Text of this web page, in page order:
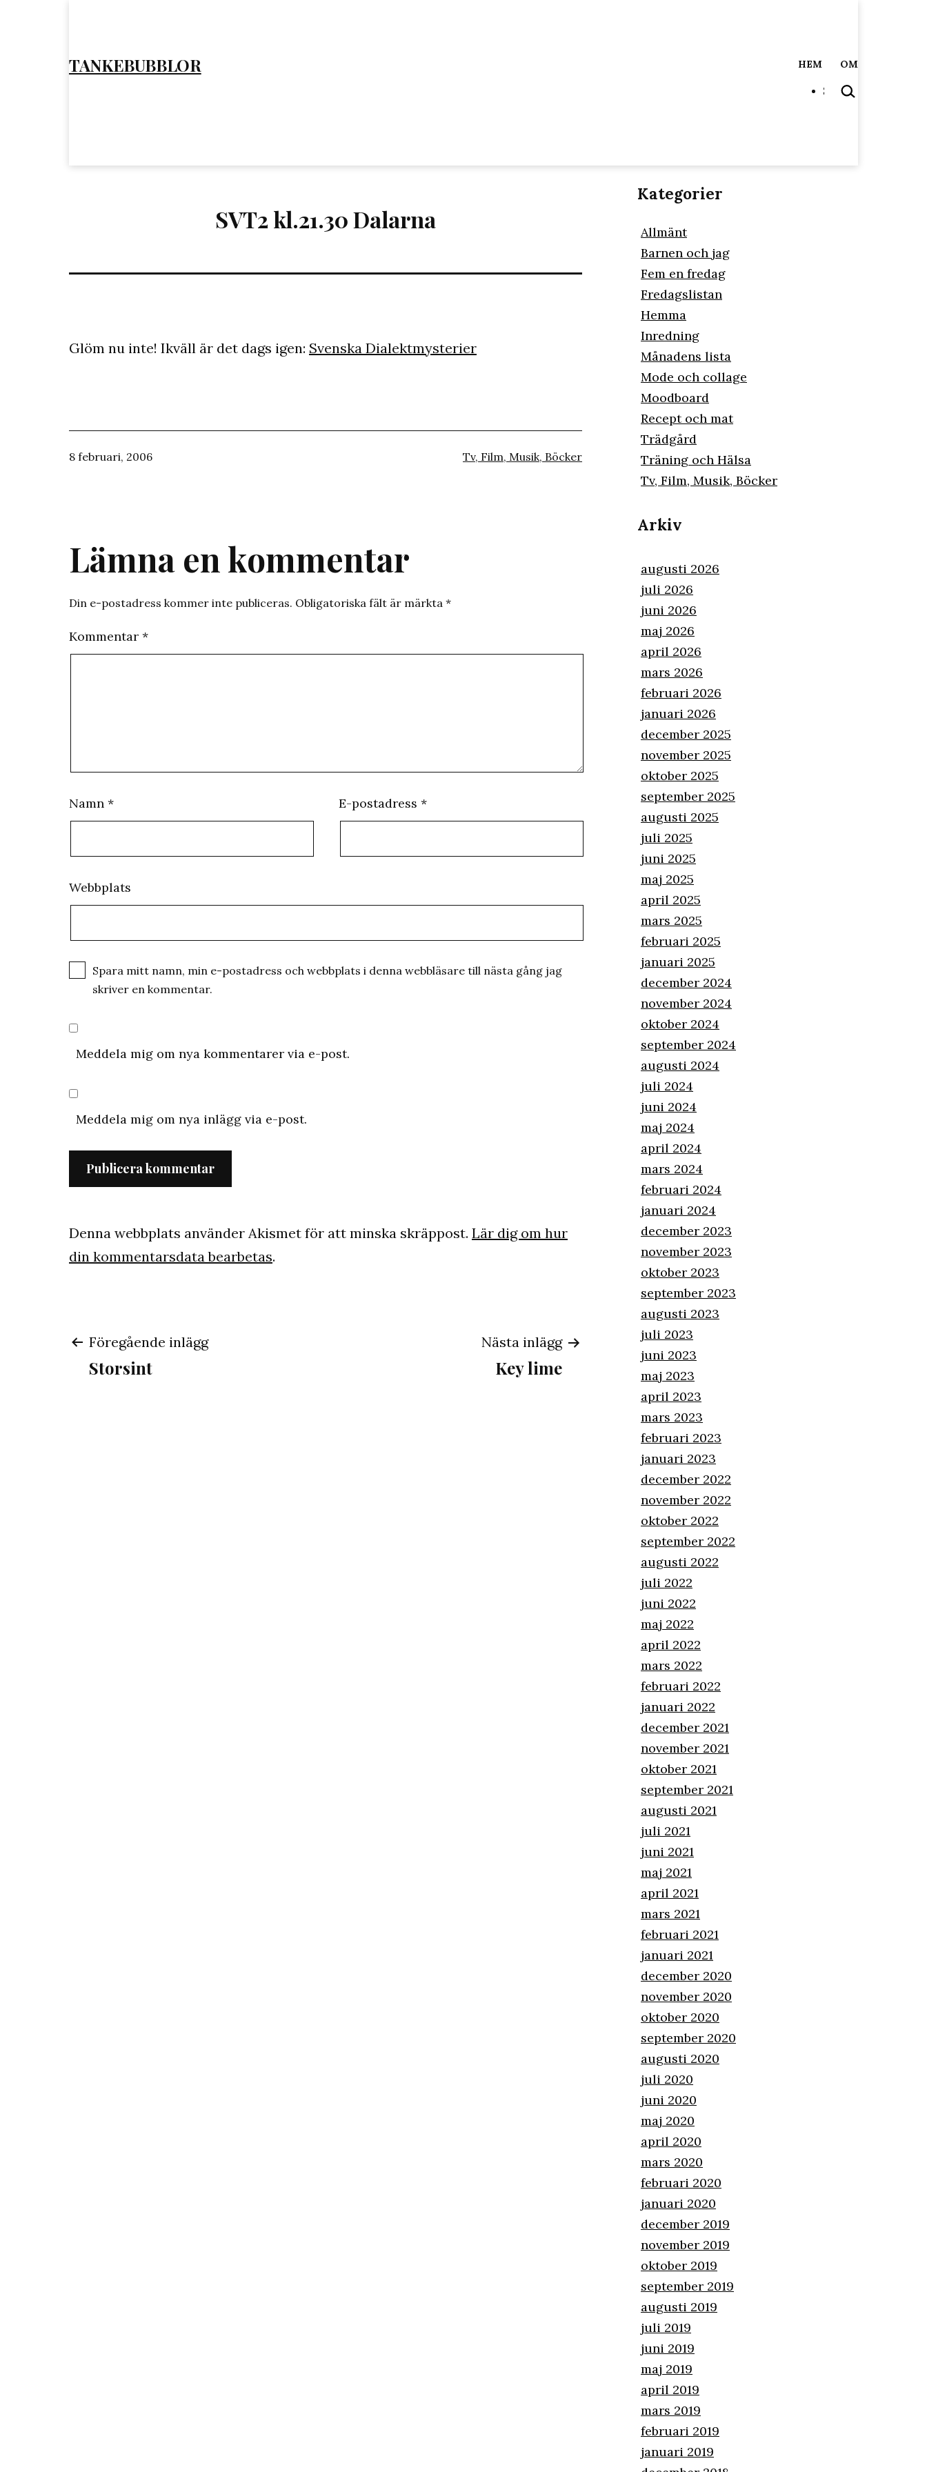
TANKEBUBBLOR HEM OM
SÖK
…
SVT2 kl.21.30 Dalarna
Glöm nu inte! Ikväll är det dags igen: Svenska Dialektmysterier
Publicerat
8 februari, 2006
Kategoriserat
Tv, Film, Musik, Böcker
Lämna en kommentar
Din e-postadress kommer inte publiceras. Obligatoriska fält är märkta *
Kommentar *
Namn * E-postadress *
Webbplats
Spara mitt namn, min e-postadress och webbplats i denna webbläsare till nästa gång jag
skriver en kommentar.
Meddela mig om nya kommentarer via e-post.
Meddela mig om nya inlägg via e-post.
Denna webbplats använder Akismet för att minska skräppost. Lär dig om hur
din kommentarsdata bearbetas.
Inläggsnavigering
Föregående inlägg
Storsint
Nästa inlägg
Key lime
Kategorier
Allmänt
Barnen och jag
Fem en fredag
Fredagslistan
Hemma
Inredning
Månadens lista
Mode och collage
Moodboard
Recept och mat
Trädgård
Träning och Hälsa
Tv, Film, Musik, Böcker
Arkiv
augusti 2026
juli 2026
juni 2026
maj 2026
april 2026
mars 2026
februari 2026
januari 2026
december 2025
november 2025
oktober 2025
september 2025
augusti 2025
juli 2025
juni 2025
maj 2025
april 2025
mars 2025
februari 2025
januari 2025
december 2024
november 2024
oktober 2024
september 2024
augusti 2024
juli 2024
juni 2024
maj 2024
april 2024
mars 2024
februari 2024
januari 2024
december 2023
november 2023
oktober 2023
september 2023
augusti 2023
juli 2023
juni 2023
maj 2023
april 2023
mars 2023
februari 2023
januari 2023
december 2022
november 2022
oktober 2022
september 2022
augusti 2022
juli 2022
juni 2022
maj 2022
april 2022
mars 2022
februari 2022
januari 2022
december 2021
november 2021
oktober 2021
september 2021
augusti 2021
juli 2021
juni 2021
maj 2021
april 2021
mars 2021
februari 2021
januari 2021
december 2020
november 2020
oktober 2020
september 2020
augusti 2020
juli 2020
juni 2020
maj 2020
april 2020
mars 2020
februari 2020
januari 2020
december 2019
november 2019
oktober 2019
september 2019
augusti 2019
juli 2019
juni 2019
maj 2019
april 2019
mars 2019
februari 2019
januari 2019